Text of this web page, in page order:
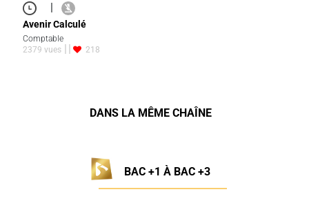
|
Avenir Calculé
Comptable
2379 vues
218
DANS LA MÊME CHAÎNE
BAC +1 À BAC +3